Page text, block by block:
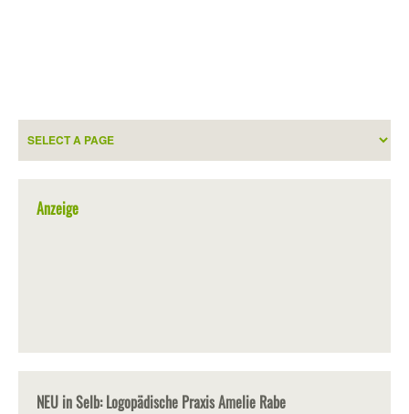
Anzeige
NEU in Selb: Logopädische Praxis Amelie Rabe